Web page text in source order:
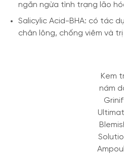
ngăn ngừa tình trạng lão
Salicylic Acid-BHA: có tác
chân lông, chống viêm và
Kem
nám
Grinif